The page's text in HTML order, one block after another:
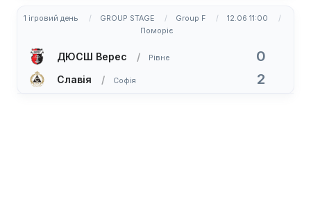
1 ігровий день GROUP STAGE Group F
12.06 11:00
Поморіє
ДЮСШ Верес Рівне 0
Славія Софія 2